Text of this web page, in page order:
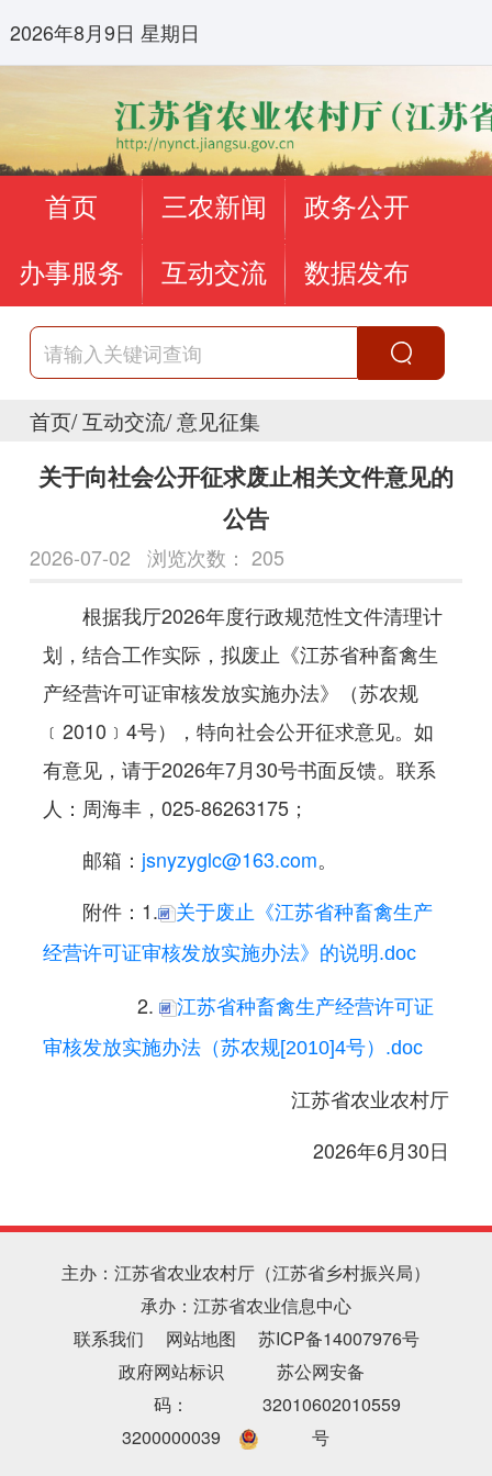
2026年8月9日 星期日
首页 三农新闻 政务公开
办事服务 互动交流 数据发布
首页/互动交流/意见征集
关于向社会公开征求废止相关文件意见的
公告
2026-07-02 浏览次数： 205
根据我厅2026年度行政规范性文件清理计
划，结合工作实际，拟废止《江苏省种畜禽生
产经营许可证审核发放实施办法》（苏农规
﹝2010﹞4号），特向社会公开征求意见。如
有意见，请于2026年7月30号书面反馈。联系
人：周海丰，025-86263175；
邮箱： jsnyzyglc@163.com。
附件：1.
关于废止《江苏省种畜禽生产
经营许可证审核发放实施办法》的说明.doc
2.
江苏省种畜禽生产经营许可证
审核发放实施办法（苏农规[2010]4号）.doc
江苏省农业农村厅
2026年6月30日
主办：江苏省农业农村厅（江苏省乡村振兴局）
承办：江苏省农业信息中心
联系我们
网站地图
苏ICP备14007976号
政府网站标识
码：
3200000039
苏公网安备
32010602010559
号